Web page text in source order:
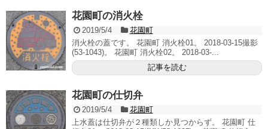
花園町の消火栓
2019/5/4
花園町
消火栓の蓋です。 花園町 消火栓01。 2018-03-15撮影
(53-1043)。 花園町 消火栓02。 2018-03-...
記事を読む
花園町の仕切弁
2019/5/4
花園町
上水蓋は仕切弁が２種類しか見つからず。 花園町 仕